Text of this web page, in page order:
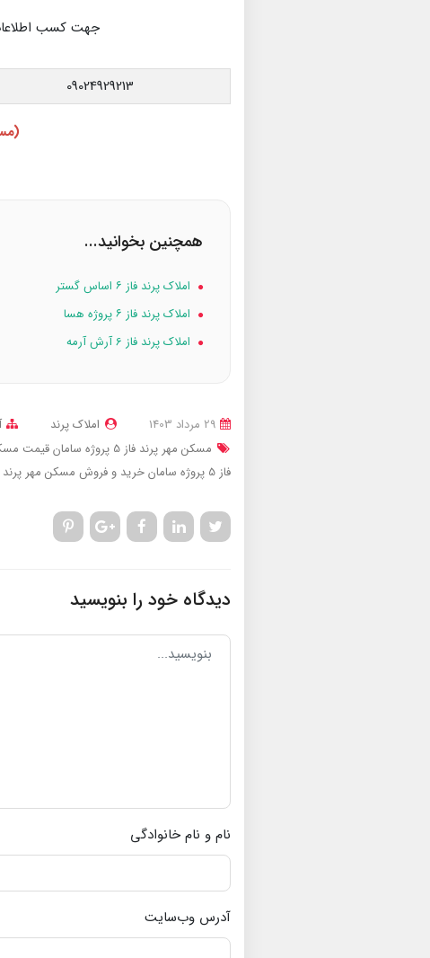
جهت کسب
09024929213
همچنین بخوانید...
املاک پرند فاز ۶ اساس گستر
املاک پرند فاز ۶ پروژه هسا
املاک پرند فاز 6 آرش آرمه
املاک پرند
مسکن مهر پرند فاز 5 پروژه سامان
قیمت مسکن مهر
فاز 5 پروژه سامان
خرید و فروش مسکن مهر پرند
دیدگاه خود را بنویسید
نام و نام خانوادگی
آدرس وب‌سایت